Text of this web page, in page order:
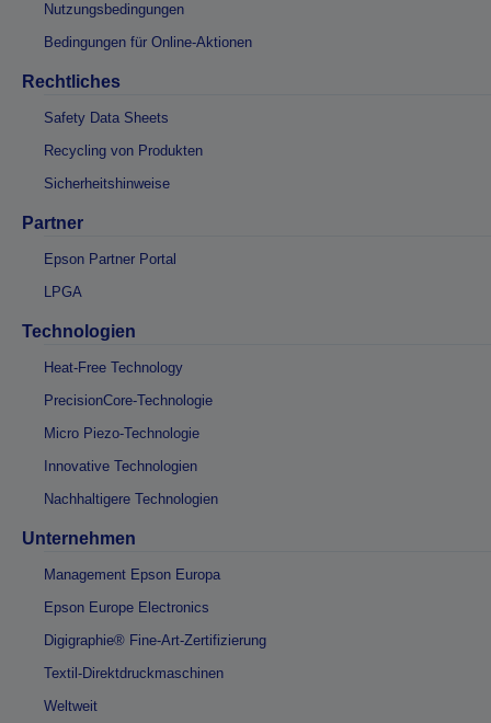
Nutzungsbedingungen
Bedingungen für Online-Aktionen
Rechtliches
Safety Data Sheets
Recycling von Produkten
Sicherheitshinweise
Partner
Epson Partner Portal
LPGA
Technologien
Heat-Free Technology
PrecisionCore-Technologie
Micro Piezo-Technologie
Innovative Technologien
Nachhaltigere Technologien
Unternehmen
Management Epson Europa
Epson Europe Electronics
Digigraphie® Fine-Art-Zertifizierung
Textil-Direktdruckmaschinen
Weltweit